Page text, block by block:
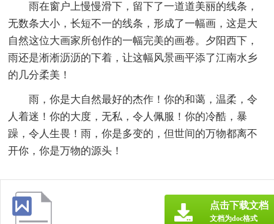
雨在窗户上慢慢滑下，留下了一道道美丽的线条，
无数条大小，长短不一的线条，形成了一幅画，这是大
自然这位大画家所创作的一幅完美的画卷。夕阳西下，
雨还是淅淅沥沥的下着，让这幅风景画平添了江南水乡
的几分柔美！
雨，你是大自然最好的杰作！你的和蔼，温柔，令
人着迷！你的大度，无私，令人佩服！你的冷酷，暴
躁，令人生畏！雨，你是多变的，但世间的万物都离不
开你，你是万物的源头！
点击下载文档
文档为doc格式